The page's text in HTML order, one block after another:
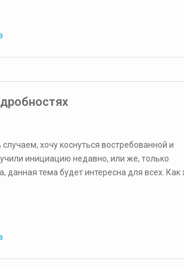
хочу коснуться востребованной и
инициацию недавно, или же, только
данная тема будет интересна для всех. Как